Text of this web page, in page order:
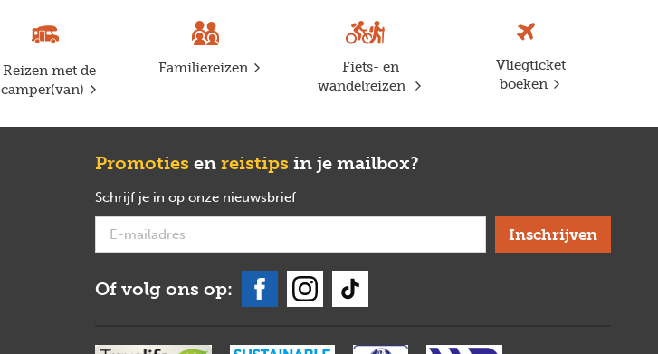
Reizen met de
camper(van)
Familiereizen
Fiets- en
wandelreizen
Vliegticket
boeken
Promoties en reistips in je mailbox?
Schrijf je in op onze nieuwsbrief
Of volg ons op: